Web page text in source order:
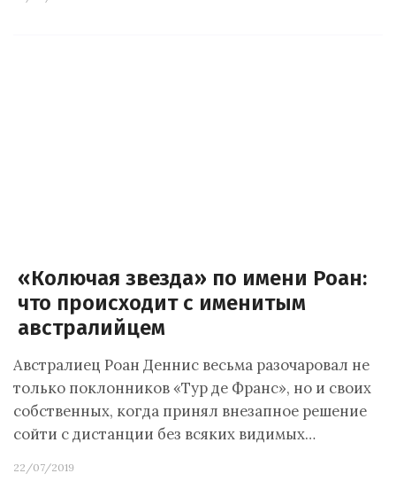
«Колючая звезда» по имени Роан:
что происходит с именитым
австралийцем
Австралиец Роан Деннис весьма разочаровал не
только поклонников «Тур де Франс», но и своих
собственных, когда принял внезапное решение
сойти с дистанции без всяких видимых…
22/07/2019